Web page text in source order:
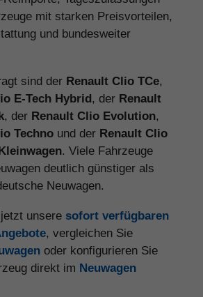
mit starken Preisvorteilen,
und bundesweiter
sind der Renault Clio TCe,
E-Tech Hybrid , der Renault
, der Renault Clio Evolution,
Techno und der Renault Clio
. Viele Fahrzeuge
deutlich günstiger als
Neuwagen.
unsere sofort verfügbaren
, vergleichen Sie
oder konfigurieren Sie
direkt im Neuwagen